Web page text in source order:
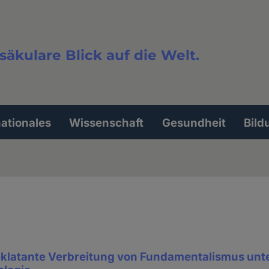
Blick auf die Welt.
Wissenschaft Gesundheit
Verbreitung von Fundamentalismus